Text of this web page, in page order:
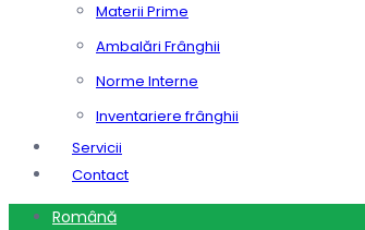
Materii Prime
Ambalări Frânghii
Norme Interne
Inventariere frânghii
Servicii
Contact
Română